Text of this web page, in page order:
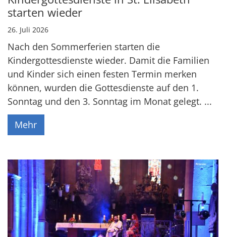
starten wieder
26. Juli 2026
Nach den Sommerferien starten die
Kindergottesdienste wieder. Damit die Familien
und Kinder sich einen festen Termin merken
können, wurden die Gottesdienste auf den 1.
Sonntag und den 3. Sonntag im Monat gelegt. ...
Mehr